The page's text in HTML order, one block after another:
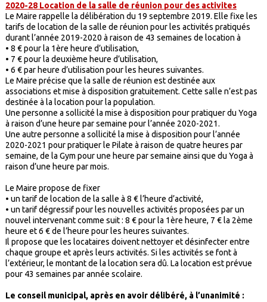
2020-28 Location de la salle de réunion pour des activites
Le Maire rappelle la délibération du 19 septembre 2019. Elle fixe les
tarifs de location de la salle de réunion pour les activités pratiqués
durant l’année 2019-2020 à raison de 43 semaines de location à
• 8 € pour la 1ère heure d’utilisation,
• 7 € pour la deuxième heure d’utilisation,
• 6 € par heure d’utilisation pour les heures suivantes.
Le Maire précise que la salle de réunion est destinée aux
associations et mise à disposition gratuitement. Cette salle n’est pas
destinée à la location pour la population.
Une personne a sollicité la mise à disposition pour pratiquer du Yoga
à raison d’une heure par semaine pour l’année 2020-2021.
Une autre personne a sollicité la mise à disposition pour l’année
2020-2021 pour pratiquer le Pilate à raison de quatre heures par
semaine, de la Gym pour une heure par semaine ainsi que du Yoga à
raison d’une heure par mois.
Le Maire propose de fixer
• un tarif de location de la salle à 8 € l’heure d’activité,
• un tarif dégressif pour les nouvelles activités proposées par un
nouvel intervenant comme suit : 8 € pour la 1ère heure, 7 € la 2ème
heure et 6 € de l’heure pour les heures suivantes.
Il propose que les locataires doivent nettoyer et désinfecter entre
chaque groupe et après leurs activités. Si les activités se font à
l’extérieur, le montant de la location sera dû. La location est prévue
pour 43 semaines par année scolaire.
Le conseil municipal, après en avoir délibéré, à l’unanimité :